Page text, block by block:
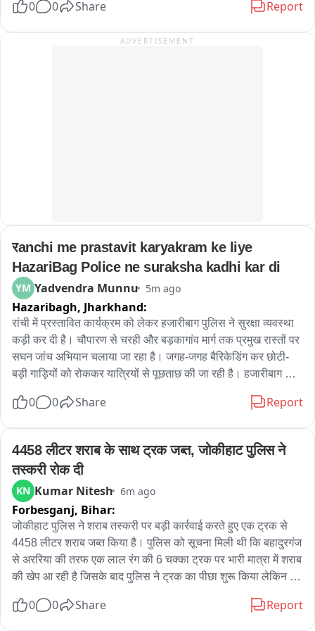
में लापरवाही के भी आरोप लगाए है। इस दौरान वक्ताओं ने यूजीसी को रोल
बैक करने, ईडब्ल्यूएस में सुधार करने और पंचायत एवं नगर निकाय चुनाव में
0 0 Share Report
ADVERTISEMENT
रanchi me prastavit karyakram ke liye
HazariBag Police ne suraksha kadhi kar di
YM Yadvendra Munnu 5m ago
Hazaribagh, Jharkhand:
रांची में प्रस्तावित कार्यक्रम को लेकर हजारीबाग पुलिस ने सुरक्षा व्यवस्था
कड़ी कर दी है। चौपारण से चरही और बड़कागांव मार्ग तक प्रमुख रास्तों पर
सघन जांच अभियान चलाया जा रहा है। जगह-जगह बैरिकेडिंग कर छोटी-
बड़ी गाड़ियों को रोककर यात्रियों से पूछताछ की जा रही है। हजारीबाग के
थाना प्रभारी से लेकर डीएसपी स्तर के अधिकारी स्वयं मौके पर पहुंचकर
प्रमुख प्रवेश और निकास मार्गों पर विशेष सतर्कता बरती जा रही है। पुलिस
का कहना है कि यह कार्रवाई सुरक्षा व्यवस्था को मजबूत रखने और किसी भी
अप्रिय स्थिति को रोकने के उद्देश्य से की जा रही है। पुलिस ने आम लोगों से
जांच में सहयोग करने और अफवाहों से बचने की अपील की है。
0 0 Share Report
4458 लीटर शराब के साथ ट्रक जब्त, जोकीहाट पुलिस ने
तस्करी रोक दी
KN Kumar Nitesh 6m ago
Forbesganj, Bihar:
जोकीहाट पुलिस ने शराब तस्करी पर बड़ी कार्रवाई करते हुए एक ट्रक से
4458 लीटर शराब जब्त किया है। पुलिस को सूचना मिली थी कि बहादुरगंज
से अररिया की तरफ एक लाल रंग की 6 चक्का ट्रक पर भारी मात्रा में शराब
की खेप आ रही है जिसके बाद पुलिस ने ट्रक का पीछा शुरू किया लेकिन
गया। पुलिस ने जब ट्रक की तलाशी ली तो ट्रक में अलग अलग ब्रांड के
0 0 Share Report